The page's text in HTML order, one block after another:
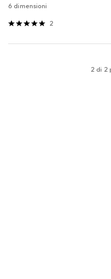
6 dimensioni
2
2 di